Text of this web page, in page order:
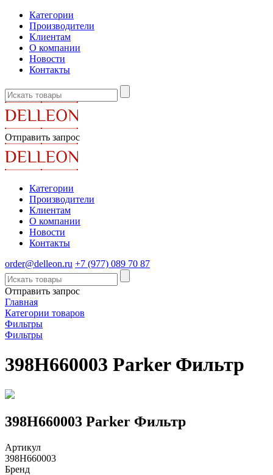
Категории
Производители
Клиентам
О компании
Новости
Контакты
Отправить запрос
Категории
Производители
Клиентам
О компании
Новости
Контакты
order@delleon.ru +7 (977) 089 70 87
Отправить запрос
Главная
Категории товаров
Фильтры
Фильтры
398H660003 Parker Фильтр
398H660003 Parker Фильтр
Артикул
398H660003
Бренд